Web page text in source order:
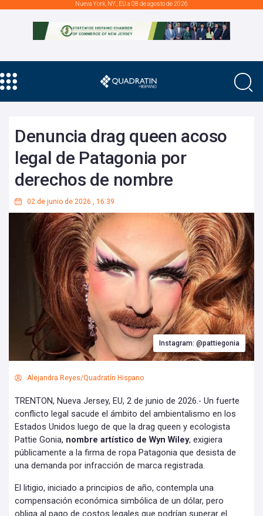
Nueva York, NY., EU a 08 de agosto de 2026
Denuncia drag queen acoso
legal de Patagonia por
derechos de nombre
02 de junio de 2026 , 16:39
Instagram: @pattiegonia
Alejandra Reyes/Quadratín Hispano
TRENTON, Nueva Jersey, EU, 2 de junio de 2026.- Un fuerte
conflicto legal sacude el ámbito del ambientalismo en los
Estados Unidos luego de que la drag queen y ecologista
Pattie Gonia, nombre artístico de Wyn Wiley, exigiera
públicamente a la firma de ropa Patagonia que desista de
una demanda por infracción de marca registrada.
El litigio, iniciado a principios de año, contempla una
compensación económica simbólica de un dólar, pero